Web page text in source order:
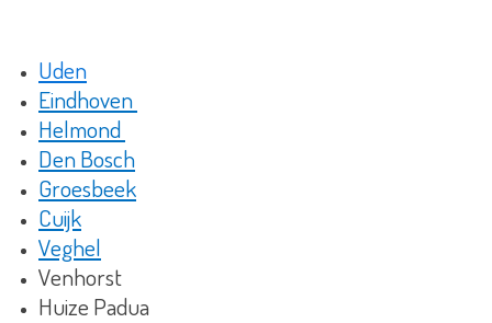
Uden
Eindhoven
Helmond
Den Bosch
Groesbeek
Cuijk
Veghel
Venhorst
Huize Padua